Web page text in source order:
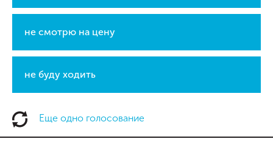
не смотрю на цену
не буду ходить
Еще одно голосование